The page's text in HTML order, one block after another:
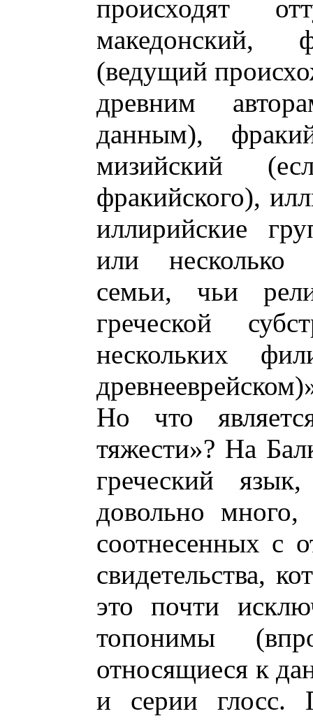
происходят
македонский,
(ведущий
древним
данным),
мизийский
фракийского),
иллирийские
или несколько
семьи, чьи
греческой
нескольких
Но что
тяжести»? На
греческий
довольно
соотнесенных с
свидетельства,
это почти
топонимы
относящиеся к
и серии глосс.